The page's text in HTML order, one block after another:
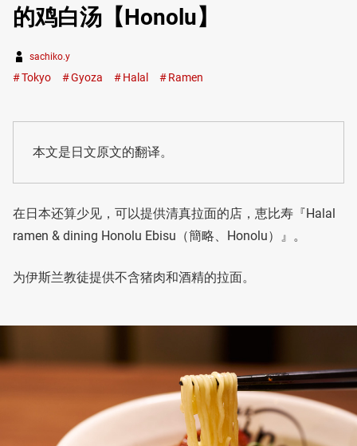
的鸡白汤【Honolu】
sachiko.y
Tokyo Gyoza Halal Ramen
本文是日文原文的翻译。
在日本还算少见，可以提供清真拉面的店，恵比寿『Halal
ramen & dining Honolu Ebisu（簡略、Honolu）』。
为伊斯兰教徒提供不含猪肉和酒精的拉面。